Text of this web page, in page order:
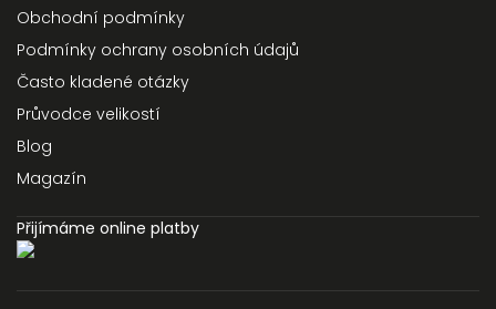
Obchodní podmínky
Podmínky ochrany osobních údajů
Často kladené otázky
Průvodce velikostí
Blog
Magazín
Přijímáme online platby